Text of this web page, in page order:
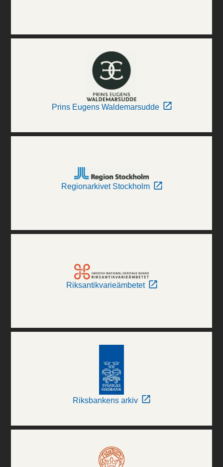
Prins Eugens Waldemarsudde
Regionarkivet Stockholm
Riksantikvarieämbetet
Riksbankens arkiv